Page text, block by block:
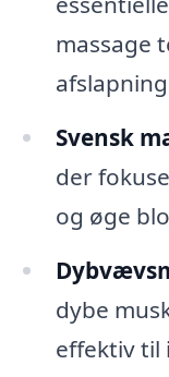
massage
Svensk
der
og øge
dybe
effektiv